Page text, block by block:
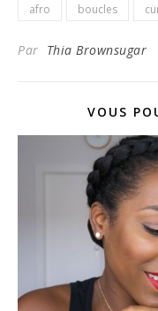
afro boucles
Par Thia Brownsugar
VOUS